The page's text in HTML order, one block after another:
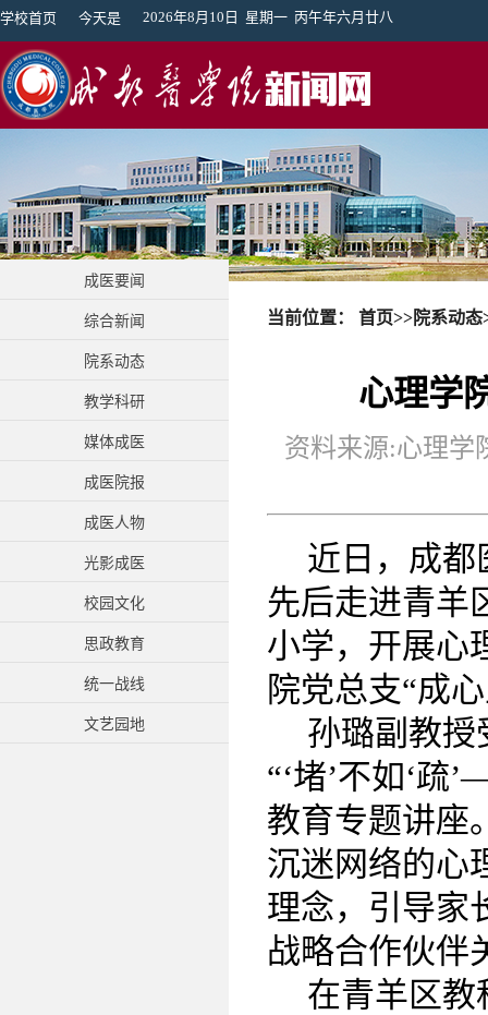
学校首页 今天是 2026年8月10日 星期一 丙午年六月廿八
成医要闻
综合新闻
院系动态
教学科研
媒体成医
成医院报
成医人物
光影成医
校园文化
思政教育
统一战线
文艺园地
当前位置： 首页>>院系动态
心理学
资料来源:心理
近日，成都
先后走进青羊
小学，开展心
院党总支“成
孙璐副教授
“‘堵’不如‘疏
教育专题讲座
沉迷网络的心
理念，引导家
战略合作伙伴
在青羊区教